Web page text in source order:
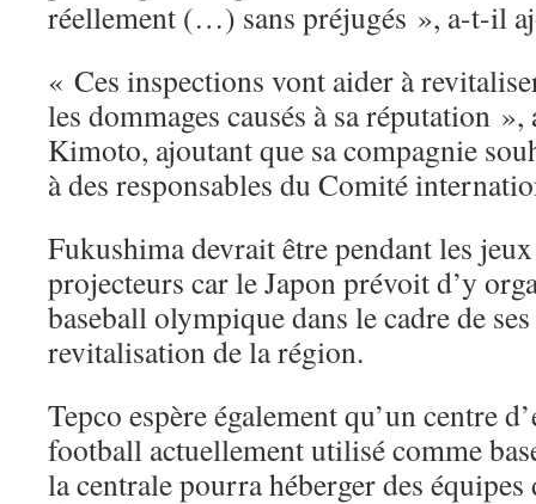
réellement (…) sans préjugés », a-t-il
« Ces inspections vont aider à
les dommages causés à sa réputation
Kimoto, ajoutant que sa compagnie
à des responsables du Comité
Fukushima devrait être pendant les
projecteurs car le Japon prévoit d’y
baseball olympique dans le cadre de
revitalisation de la région.
Tepco espère également qu’un centre
football actuellement utilisé comme
la centrale pourra héberger des